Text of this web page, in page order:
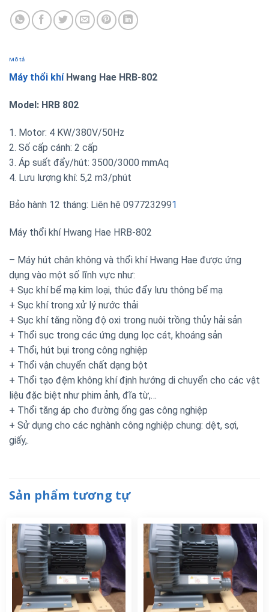
Mô tả
Máy thổi khíHwang Hae HRB-802
Model: HRB 802
1. Motor: 4 KW/380V/50Hz
2. Số cấp cánh: 2 cấp
3. Áp suất đẩy/hút: 3500/3000 mmAq
4. Lưu lượng khí: 5,2 m3/phút
Bảo hành 12 tháng: Liên hệ 0977232991
Máy thổi khí Hwang Hae HRB-802
– Máy hút chân không và thổi khí Hwang Hae được ứng
dụng vào một số lĩnh vực như:
+ Sục khí bể mạ kim loại, thúc đẩy lưu thông bể mạ
+ Sục khí trong xử lý nước thải
+ Sục khí tăng nồng độ oxi trong nuôi trồng thủy hải sản
+ Thổi sục trong các ứng dụng lọc cát, khoáng sản
+ Thổi, hút bụi trong công nghiệp
+ Thổi vận chuyển chất dạng bột
+ Thổi tạo đệm không khí định hướng di chuyển cho các vật
liệu đặc biệt như phim ảnh, đĩa từ,…
+ Thổi tăng áp cho đường ống gas công nghiệp
+ Sử dụng cho các nghành công nghiệp chung: dệt, sợi,
giấy,.
Sản phẩm tương tự